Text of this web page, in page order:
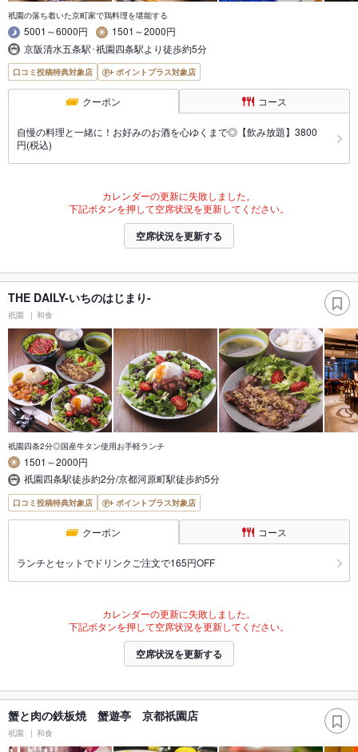
祇園の落ち着いた京町家で鶏料理を堪能する
5001～6000円
1501～2000円
京阪清水五条駅･祇園四条駅より徒歩約5分
口コミ投稿特典対象店 ポイントプラス対象店
クーポン コース
自慢の料理と一緒に！お好みのお酒を心ゆくまで◎【飲み放題】3800
円(税込)
カレンダーの更新に失敗しました。
下記ボタンを押して空席状況を更新してください。
空席状況を更新する
THE DAILY-いちのはじまり-
祇園 和食
祇園四条2分◎国産牛タン使用お手軽ランチ
1501～2000円
祇園四条駅徒歩約2分/京都河原町駅徒歩約5分
口コミ投稿特典対象店 ポイントプラス対象店
クーポン コース
ランチとセットでドリンクご注文で165円OFF
カレンダーの更新に失敗しました。
下記ボタンを押して空席状況を更新してください。
空席状況を更新する
蟹と肉の鉄板焼 蟹遊亭 京都祇園店
祇園 和食